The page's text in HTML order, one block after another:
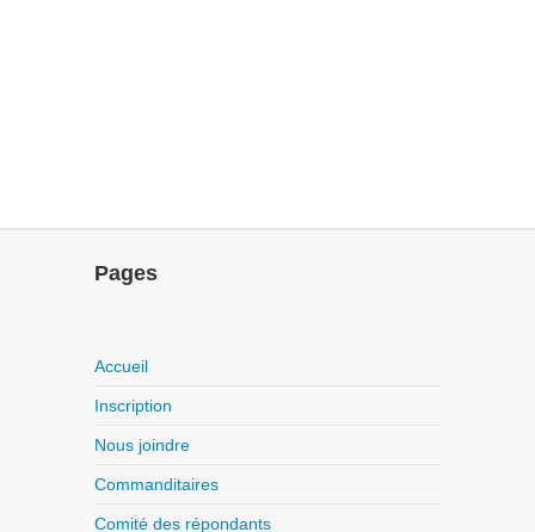
Pages
Accueil
Inscription
Nous joindre
Commanditaires
Comité des répondants